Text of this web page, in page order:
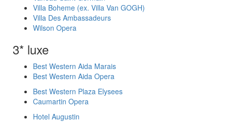
Villa Boheme (ex. Villa Van GOGH)
Villa Des Ambassadeurs
Wilson Opera
3* luxe
Best Western Aida Marais
Best Western Aida Opera
Best Western Plaza Elysees
Caumartin Opera
Hotel Augustin